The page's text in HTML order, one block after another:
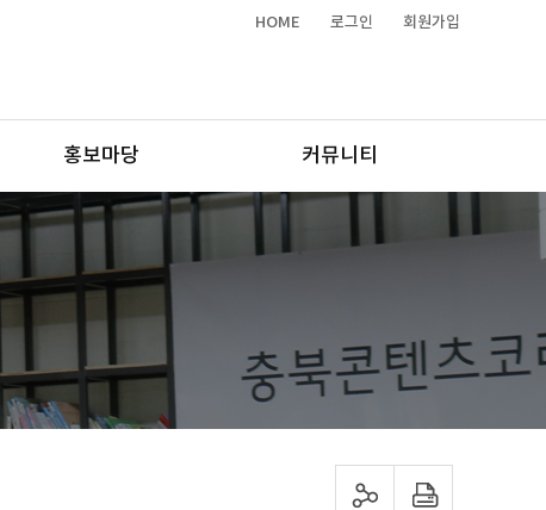
HOME 로그인 회원가입
홍보마당 커뮤니티
sns 공유하기 프린트하기